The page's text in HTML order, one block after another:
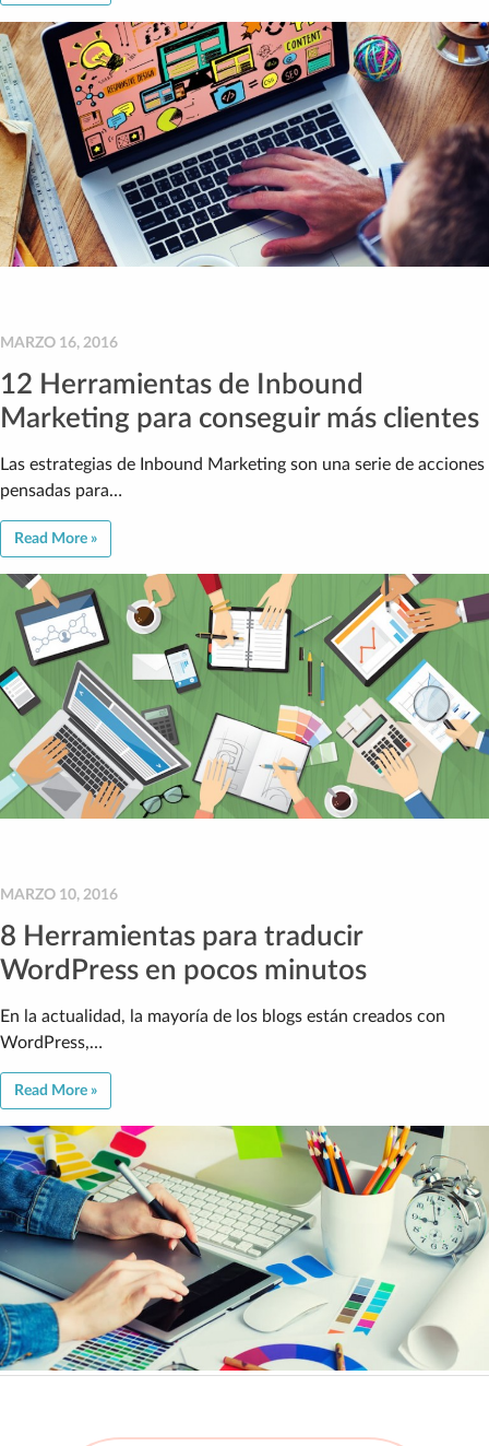
MARZO 16, 2016
12 Herramientas de Inbound
Marketing para conseguir más clientes
Las estrategias de Inbound Marketing son una serie de acciones
pensadas para…
Read More »
MARZO 10, 2016
8 Herramientas para traducir
WordPress en pocos minutos
En la actualidad, la mayoría de los blogs están creados con
WordPress,…
Read More »